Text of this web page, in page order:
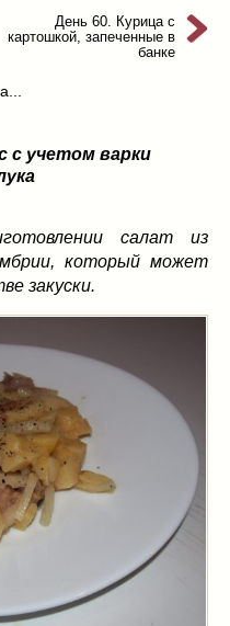
День 60. Курица с
картошкой, запеченные в
банке
с учетом варки
салат из
который может
закуски.